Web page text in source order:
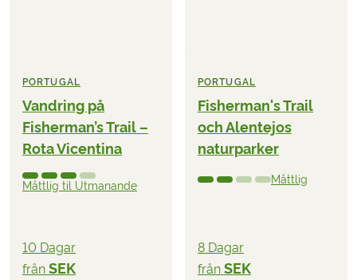
PORTUGAL
Vandring på
Fisherman’s Trail –
Rota Vicentina
Måttlig til Utmanande
10 Dagar
från SEK
PORTUGAL
Fisherman's Trail
och Alentejos
naturparker
Måttlig
8 Dagar
från SEK